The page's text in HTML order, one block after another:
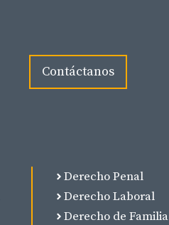
Contáctanos
Derecho Penal
Derecho Laboral
Derecho de Familia